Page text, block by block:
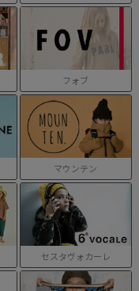
フォブ
マウンテン
セスタヴォカーレ